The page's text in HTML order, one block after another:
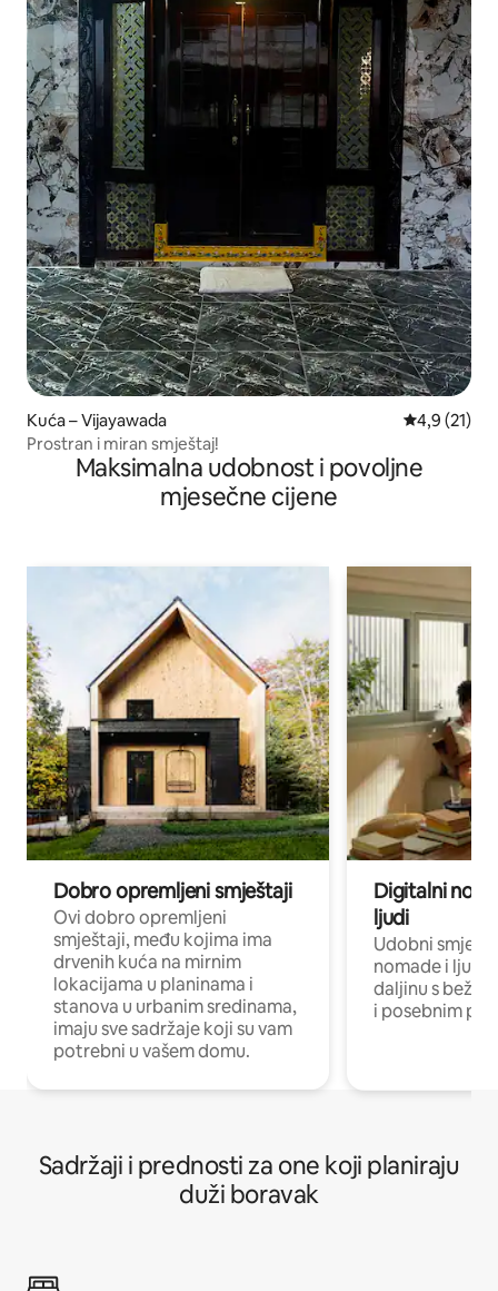
Kuća – Vijayawada Prosječna
4,9 (21)
Prostran i miran smještaj!
Maksimalna udobnost i povoljne
mjesečne cijene
Dobro opremljeni smještaji
Ovi dobro opremljeni
smještaji, među kojima ima
drvenih kuća na mirnim
lokacijama u planinama i
stanova u urbanim sredinama,
imaju sve sadržaje koji su vam
potrebni u vašem domu.
Digitalni
ljudi
Udobni
nomade i ljude
daljinu s
i posebnim
Sadržaji i prednosti za one koji planiraju
duži boravak